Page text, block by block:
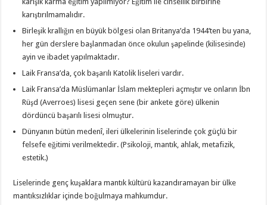
karıştırılmamalıdır.
Birleşik krallığın en büyük bölgesi olan Britanya’da 1944’ten bu yana,
her gün derslere başlanmadan önce okulun şapelinde (kilisesinde)
ayin ve ibadet yapılmaktadır.
Laik Fransa’da, çok başarılı Katolik liseleri vardır.
Laik Fransa’da Müslümanlar İslam mektepleri açmıştır ve onların İbn
Rüşd (Averroes) lisesi geçen sene (bir ankete göre) ülkenin
dördüncü başarılı lisesi olmuştur.
Dünyanın bütün medenî, ileri ülkelerinin liselerinde çok güçlü bir
felsefe eğitimi verilmektedir. (Psikoloji, mantık, ahlak, metafizik,
estetik.)
Liselerinde genç kuşaklara mantık kültürü kazandıramayan bir ülke
mantıksızlıklar içinde boğulmaya mahkumdur.